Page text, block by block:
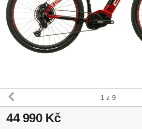
1 z 9
44 990 Kč